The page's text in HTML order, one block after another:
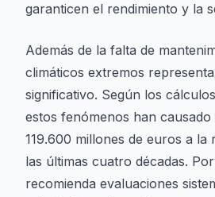
garanticen el rendimiento y la
Además de la falta de
climáticos extremos
significativo. Según los
estos fenómenos han causado
119.600 millones de euros a la
las últimas cuatro décadas.
recomienda evaluaciones